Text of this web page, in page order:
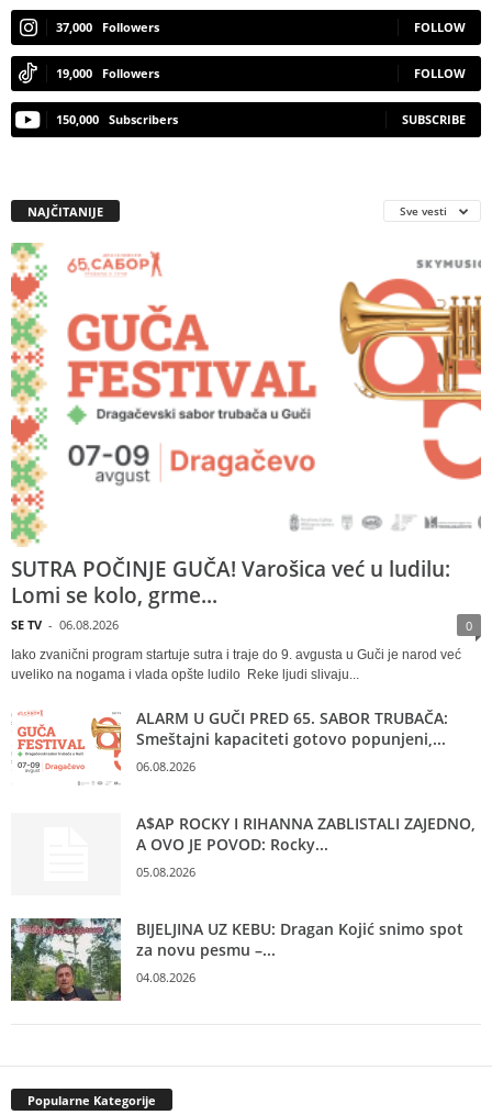
37,000 Followers FOLLOW
19,000 Followers FOLLOW
150,000 Subscribers SUBSCRIBE
NAJČITANIJE Sve vesti
SUTRA POČINJE GUČA! Varošica već u ludilu:
Lomi se kolo, grme...
SE TV - 06.08.2026 0
Iako zvanični program startuje sutra i traje do 9. avgusta u Guči je narod već
uveliko na nogama i vlada opšte ludilo Reke ljudi slivaju...
ALARM U GUČI PRED 65. SABOR TRUBAČA:
Smeštajni kapaciteti gotovo popunjeni,...
06.08.2026
A$AP ROCKY I RIHANNA ZABLISTALI ZAJEDNO,
A OVO JE POVOD: Rocky...
05.08.2026
BIJELJINA UZ KEBU: Dragan Kojić snimo spot
za novu pesmu –...
04.08.2026
Popularne Kategorije